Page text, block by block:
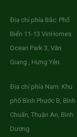
Địa chỉ phía Bắc: Phố
Biển 11-13 VinHomes
Ocean Park 3, Văn
Giang , Hưng Yên.
Địa chỉ phía Nam: Khu
phố Bình Phước B, Bình
Chuẩn, Thuận An, Bình
Dương